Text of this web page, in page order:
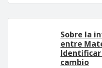
Sobre la
entre
cambio